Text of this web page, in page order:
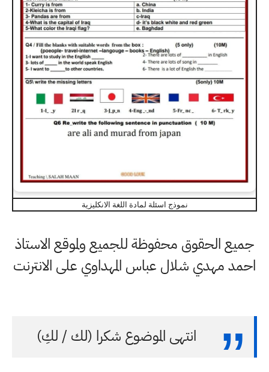
نموذج اسئلة لمادة اللغة الانكليزية
جميع الحقوق محفوظة للجميع ولموقع الاستاذ
احمد مهدي شلال عباس المهداوي على الانترنت
انتهى الموضوع شكرا (لك / لكِ)